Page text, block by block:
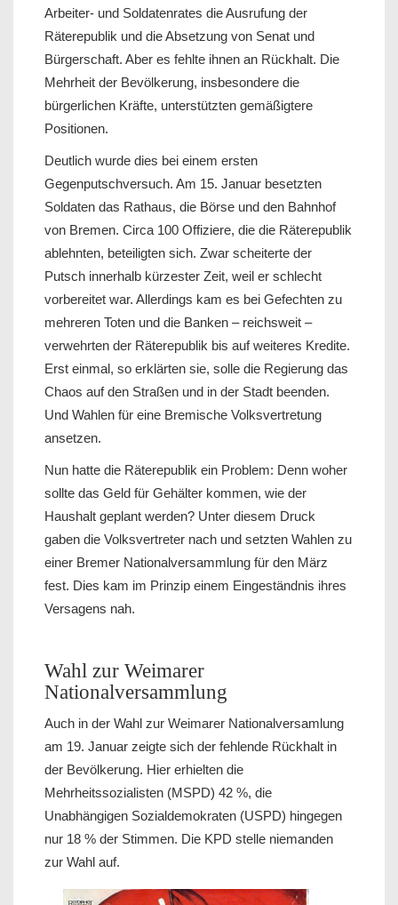
Arbeiter- und Soldatenrates die Ausrufung der
Räterepublik und die Absetzung von Senat und
Bürgerschaft. Aber es fehlte ihnen an Rückhalt. Die
Mehrheit der Bevölkerung, insbesondere die
bürgerlichen Kräfte, unterstützten gemäßigtere
Positionen.
Deutlich wurde dies bei einem ersten
Gegenputschversuch. Am 15. Januar besetzten
Soldaten das Rathaus, die Börse und den Bahnhof
von Bremen. Circa 100 Offiziere, die die Räterepublik
ablehnten, beteiligten sich. Zwar scheiterte der
Putsch innerhalb kürzester Zeit, weil er schlecht
vorbereitet war. Allerdings kam es bei Gefechten zu
mehreren Toten und die Banken – reichsweit –
verwehrten der Räterepublik bis auf weiteres Kredite.
Erst einmal, so erklärten sie, solle die Regierung das
Chaos auf den Straßen und in der Stadt beenden.
Und Wahlen für eine Bremische Volksvertretung
ansetzen.
Nun hatte die Räterepublik ein Problem: Denn woher
sollte das Geld für Gehälter kommen, wie der
Haushalt geplant werden? Unter diesem Druck
gaben die Volksvertreter nach und setzten Wahlen zu
einer Bremer Nationalversammlung für den März
fest. Dies kam im Prinzip einem Eingeständnis ihres
Versagens nah.
Wahl zur Weimarer
Nationalversammlung
Auch in der Wahl zur Weimarer Nationalversamlung
am 19. Januar zeigte sich der fehlende Rückhalt in
der Bevölkerung. Hier erhielten die
Mehrheitssozialisten (MSPD) 42 %, die
Unabhängigen Sozialdemokraten (USPD) hingegen
nur 18 % der Stimmen. Die KPD stelle niemanden
zur Wahl auf.